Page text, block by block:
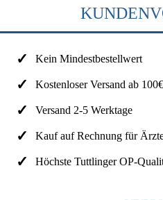
Kein Mindestbestellwert
Kostenloser Versand ab 100€
Versand 2-5 Werktage
Kauf auf Rechnung für
Höchste Tuttlinger OP-